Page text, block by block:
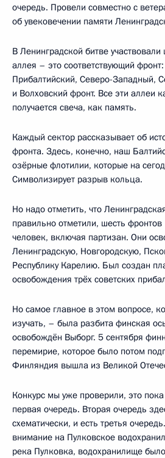
очередь. Провели совместно с
об увековечении памяти
В Ленинградской битве
аллея – это соответствующий
Прибалтийский, Северо-Западный,
и Волховский фронт. Все эти аллеи
получается свеча, как память.
Каждый сектор рассказывает об
фронта. Здесь, конечно, наш
озёрные флотилии, которые на
Символизирует разрыв кольца.
Но надо отметить, что
правильно отметили, шесть
человек, включая партизан. Они
Ленинградскую, Новгородскую,
Республику Карелию. Был создан
освобождения трёх советских
Но самое главное в этом вопросе,
изучать, – была разбита финская
освобождён Выборг. 5 сентября
перемирие, которое было потом
Финляндия вышла из Великой
Конкурс мы уже проверили, это
первая очередь. Вторая очередь
схематически, и есть третья
внимание на Пулковское
река Пулковка, водохранилище